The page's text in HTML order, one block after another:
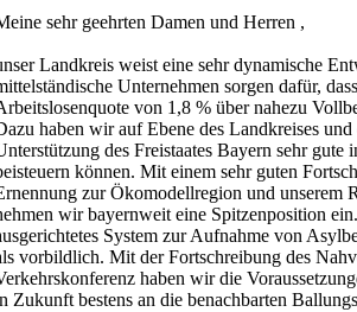
sehr geehrten Damen und Herren ,
Landkreis weist eine sehr dynamische
Unternehmen sorgen dafür,
von 1,8 % über nahezu
haben wir auf Ebene des Landkreises
des Freistaates Bayern sehr
können. Mit einem sehr guten
zur Ökomodellregion und unserem
wir bayernweit eine Spitzenposition
System zur Aufnahme von
vorbildlich. Mit der Fortschreibung des
haben wir die
Zukunft bestens an die benachbarten